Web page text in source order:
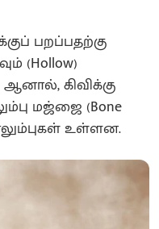
பறப்பதற்கு
(Hollow)
கிவிக்கு
மஜ்ஜை (Bone
உள்ளன.